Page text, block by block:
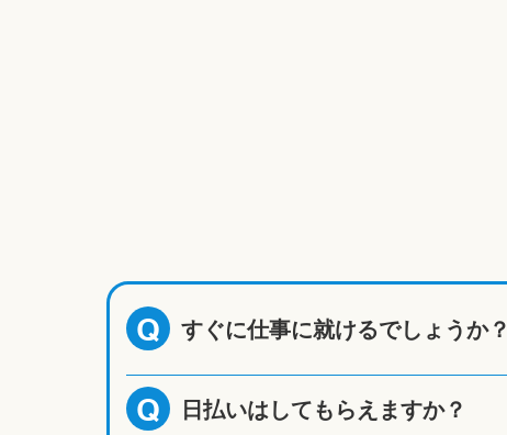
Q すぐに仕事に就けるでしょうか？
Q 日払いはしてもらえますか？